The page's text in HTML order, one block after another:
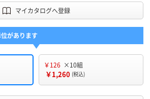
マイカタログへ登録
があります
￥126 ×10組
￥1,260 (税込)